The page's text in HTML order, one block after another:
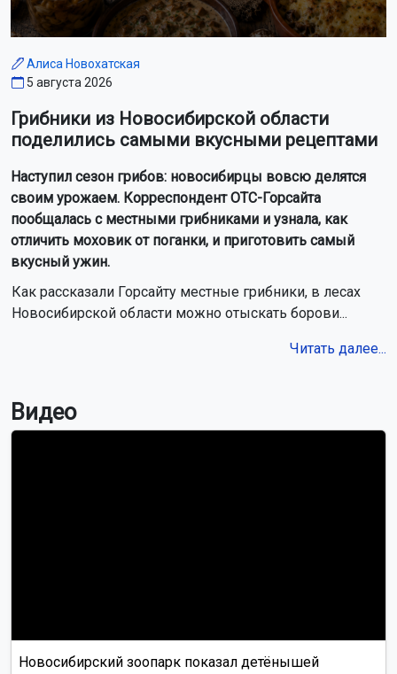
Алиса Новохатская
5 августа 2026
Грибники из Новосибирской области
поделились самыми вкусными рецептами
Наступил сезон грибов: новосибирцы вовсю делятся
своим урожаем. Корреспондент ОТС-Горсайта
пообщалась с местными грибниками и узнала, как
отличить моховик от поганки, и приготовить самый
вкусный ужин.
Как рассказали Горсайту местные грибники, в лесах
Новосибирской области можно отыскать борови...
Читать далее...
Видео
Новосибирский зоопарк показал детёнышей